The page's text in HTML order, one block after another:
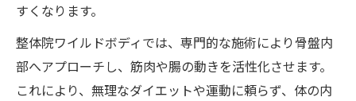
すくなります。
整体院ワイルドボディでは、専門的な施術により骨盤内
部へアプローチし、筋肉や腸の動きを活性化させます。
これにより、無理なダイエットや運動に頼らず、体の内